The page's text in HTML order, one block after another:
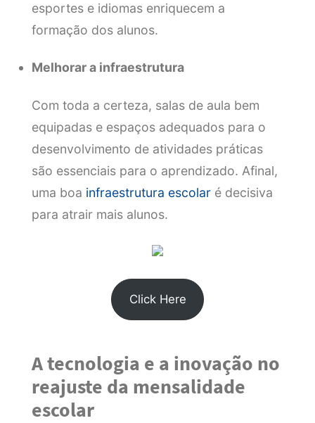
esportes e idiomas enriquecem a
formação dos alunos.
Melhorar a infraestrutura
Com toda a certeza, salas de aula bem
equipadas e espaços adequados para o
desenvolvimento de atividades práticas
são essenciais para o aprendizado. Afinal,
uma boa infraestrutura escolaré decisiva
para atrair mais alunos.
Click Here
A tecnologia e a inovação no
reajuste da mensalidade
escolar